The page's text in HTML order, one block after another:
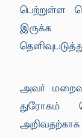
பெற்றுள்ள
இருக்க
அவர்
துரோகம்